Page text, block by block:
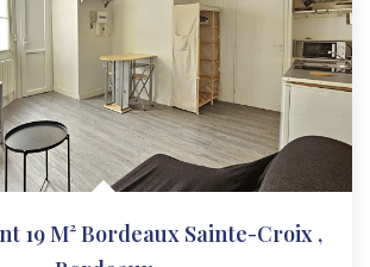
19 M² Bordeaux Sainte-Croix ,